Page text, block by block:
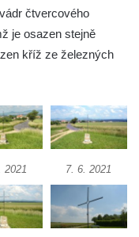
čtvercového
je osazen stejně
kříž ze železných
2021 7. 6. 2021